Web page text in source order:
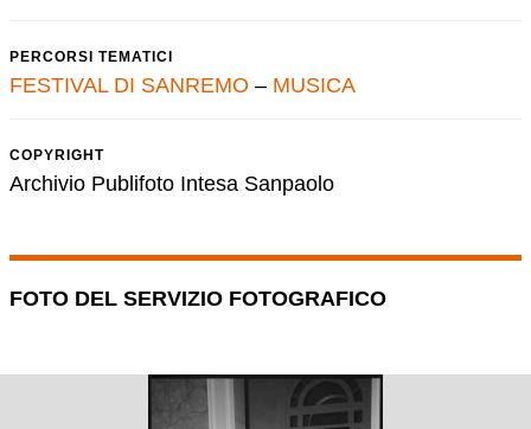
PERCORSI TEMATICI
FESTIVAL DI SANREMO – MUSICA
COPYRIGHT
Archivio Publifoto Intesa Sanpaolo
FOTO DEL SERVIZIO FOTOGRAFICO